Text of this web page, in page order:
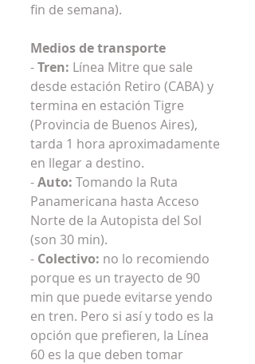
fin de semana).
Medios de transporte
- Tren: Línea Mitre que sale
desde estación Retiro (CABA) y
termina en estación Tigre
(Provincia de Buenos Aires),
tarda 1 hora aproximadamente
en llegar a destino.
- Auto: Tomando la Ruta
Panamericana hasta Acceso
Norte de la Autopista del Sol
(son 30 min).
- Colectivo: no lo recomiendo
porque es un trayecto de 90
min que puede evitarse yendo
en tren. Pero si así y todo es la
opción que prefieren, la Línea
60 es la que deben tomar